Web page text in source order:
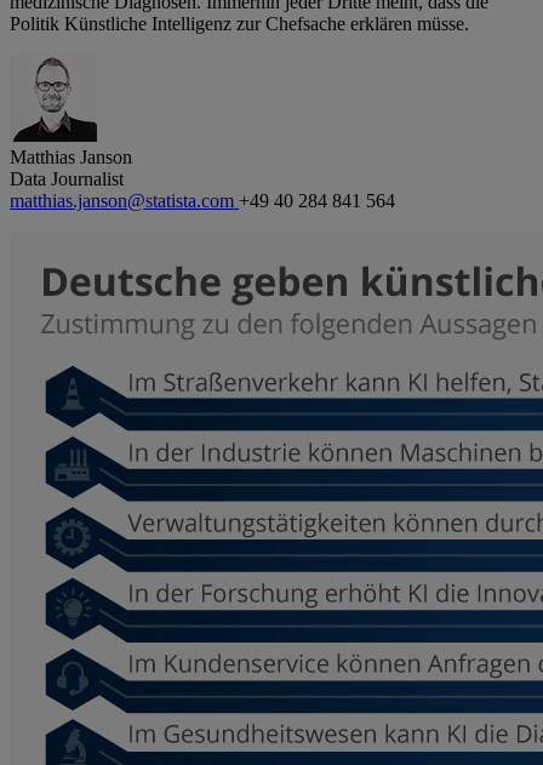
Politik Künstliche Intelligenz zur Chefsache erklären müsse.
Matthias Janson
Data Journalist
matthias.janson@statista.com +49 40 284 841 564